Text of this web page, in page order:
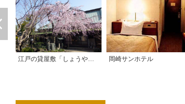
江戸の貸屋敷「しょうやの杜」 岡崎サンホテル